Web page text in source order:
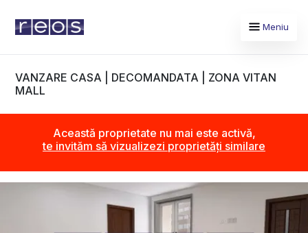
Meniu
VANZARE CASA | DECOMANDATA | ZONA VITAN
MALL
Această proprietate nu mai este activă,
te invităm să vizualizezi proprietăți similare